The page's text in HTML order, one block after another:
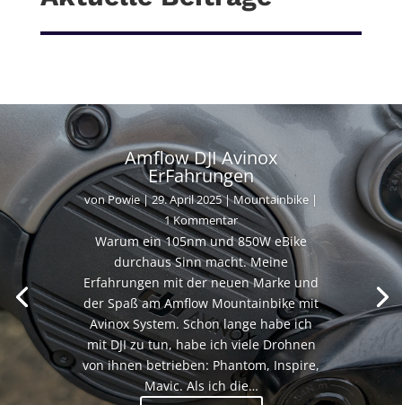
Amflow DJI Avinox
ErFahrungen
vonPowie|29. April 2025|Mountainbike |
1 Kommentar
Warum ein 105nm und 850W eBike
durchaus Sinn macht. Meine
Erfahrungen mit der neuen Marke und
der Spaß am Amflow Mountainbike mit
Avinox System. Schon lange habe ich
mit DJI zu tun, habe ich viele Drohnen
von ihnen betrieben: Phantom, Inspire,
Mavic. Als ich die…